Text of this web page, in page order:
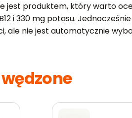
jest produktem, który warto
i 330 mg potasu.
ale nie jest automatycznie